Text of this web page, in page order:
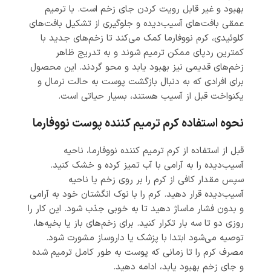
بهبود و غیر قابل رویت کردن جای زخم است. با ترمیم
عمقی بافت‌های آسیب‌دیده و جلوگیری از تشکیل بافت‌های
کلوئیدی، کرم نووفارما کمک می‌کند تا زخم‌های جدید با
کمترین ردپای ممکن ترمیم شوند و به تدریج ظاهر
زخم‌های قدیمی نیز بهبود یابد و محو گردند. این محصول
برای افرادی که به دنبال بازگشت پوست به حالت نرمال و
یکنواخت قبل از آسیب هستند، بسیار حیاتی است.
نحوه استفاده کرم ترمیم کننده پوست نووفارما
قبل از استفاده از کرم ترمیم کننده نووفارما، ناحیه
آسیب‌دیده را به آرامی با آب تمیز کرده و خشک کنید.
سپس مقدار کافی از کرم را بر روی زخم یا ناحیه
آسیب‌دیده قرار دهید. کرم را با نوک انگشتان خود به آرامی
و بدون فشار ماساژ دهید تا به خوبی جذب شود. این کار را
روزی دو تا سه بار تکرار کنید. برای زخم‌های باز یا بخیه‌ها،
توصیه می‌شود ابتدا با پزشک یا داروساز مشورت شود.
مصرف کرم را تا زمانی که پوست به طور کامل ترمیم شده
و جای زخم بهبود یابد، ادامه دهید.